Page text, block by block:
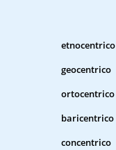
etnocentrico
geocentrico
ortocentrico
baricentrico
concentrico